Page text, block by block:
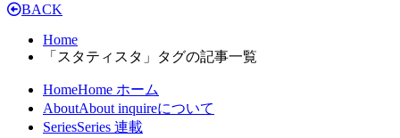
BACK
Home
「スタティスタ」タグの記事一覧
HomeHome ホーム
AboutAbout inquireについて
SeriesSeries 連載